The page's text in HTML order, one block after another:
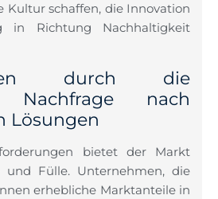
Kultur schaffen, die Innovation
in Richtung Nachhaltigkeit
durch die
Nachfrage nach
Lösungen
bietet der Markt
und Fülle. Unternehmen, die
erhebliche Marktanteile in